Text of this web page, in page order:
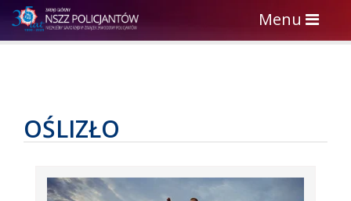
Toggle
navigation
Menu
OŚLIZŁO